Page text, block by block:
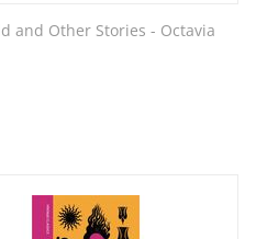
and Other Stories - Octavia